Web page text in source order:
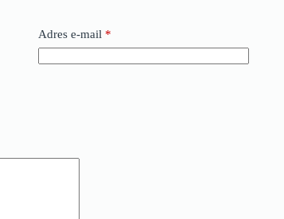
Adres e-mail *